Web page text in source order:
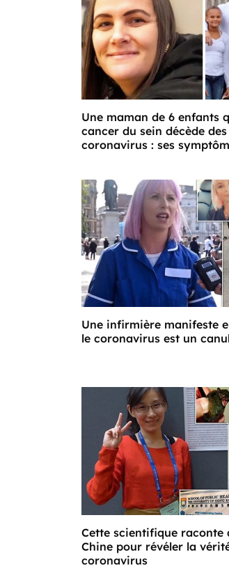
Une maman de 6 enfants
cancer du sein décède des
coronavirus : ses
Une infirmière manifeste
le coronavirus est un
Cette scientifique
Chine pour révéler la
coronavirus